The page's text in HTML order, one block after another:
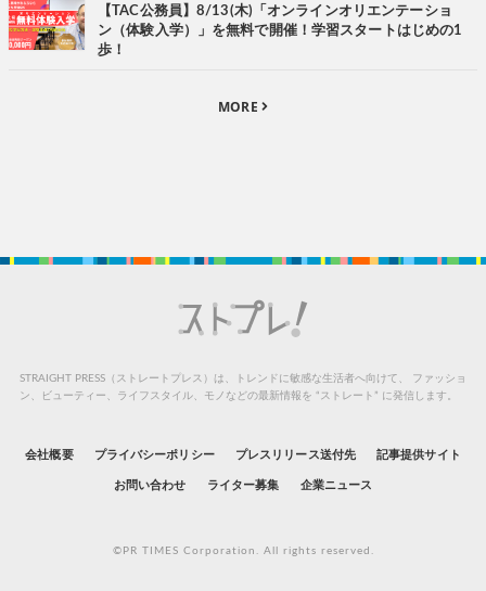
【TAC公務員】8/13(木)「オンラインオリエンテーショ
ン（体験入学）」を無料で開催！学習スタートはじめの1
歩！
MORE
STRAIGHT PRESS（ストレートプレス）は、トレンドに敏感な生活者へ向けて、
ファッショ
ン、ビューティー、ライフスタイル、モノなどの最新情報を “ストレート” に発信します。
会社概要 プライバシーポリシー プレスリリース送付先 記事提供サイト
お問い合わせ ライター募集 企業ニュース
©PR TIMES Corporation. All rights reserved.